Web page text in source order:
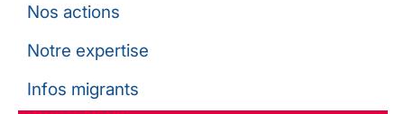
Nos actions
Notre expertise
Infos migrants